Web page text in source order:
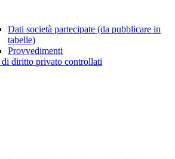
Dati società partecipate (da pubblicare in
tabelle)
Provvedimenti
diritto privato controllati